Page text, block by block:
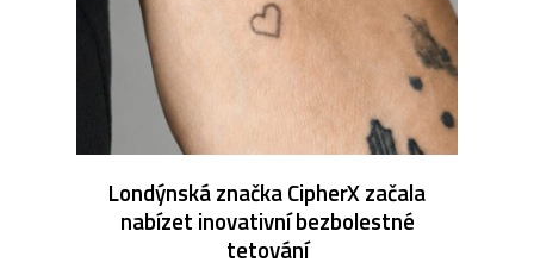
Londýnská značka CipherX začala
nabízet inovativní bezbolestné
tetování